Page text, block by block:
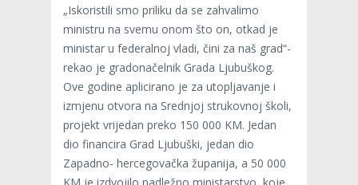
„Iskoristili smo priliku da se zahvalimo
ministru na svemu onom što on, otkad je
ministar u federalnoj vladi, čini za naš grad“-
rekao je gradonačelnik Grada Ljubuškog.
Ove godine aplicirano je za utopljavanje i
izmjenu otvora na Srednjoj strukovnoj školi,
projekt vrijedan preko 150 000 KM. Jedan
dio financira Grad Ljubuški, jedan dio
Zapadno- hercegovačka županija, a 50 000